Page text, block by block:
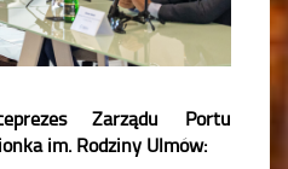
Zarządu Portu
im. Rodziny Ulmów: